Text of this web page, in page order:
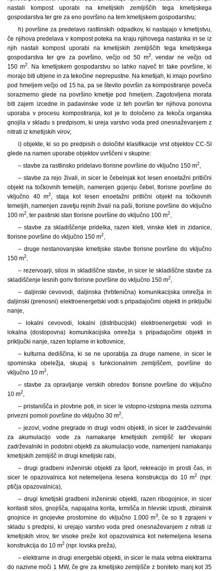
nastali kompost uporabi na kmetijskih zemljiščih tega kmetijskega
gospodarstva ter gre za eno površino na tem kmetijskem gospodarstvu;
h) površine za predelavo rastlinskih odpadkov, ki nastajajo v kmetijstvu,
če njihova predelava v kompost poteka na kraju njihovega nastanka in se iz
njih nastali kompost uporabi na kmetijskih zemljiščih tega kmetijskega
gospodarstva ter gre za površino, večjo od 50 m2, vendar ne večjo od
150 m2
. Na kmetijskem gospodarstvu so lahko največ tri take površine, ki
morajo biti utrjene in za tekočine neprepustne. Na kmetijah, ki imajo površino
pod hmeljem večjo od 15 ha, pa se število površin za kompostiranje poveča
sorazmerno glede na površino kmetije pod hmeljem. Zagotovljena morata
biti zajem izcedne in padavinske vode iz teh površin ter njihova ponovna
uporaba v procesu kompostiranja, kot je to določeno za tekoča organska
gnojila v skladu s predpisom, ki ureja varstvo voda pred onesnaževanjem z
nitrati iz kmetijskih virov;
i) objekte, ki so po predpisih o določitvi klasifikacije vrst objektov CC-SI
glede na namen uporabe objektov uvrščeni v skupine:
– stavbe za rastlinsko pridelavo tlorisne površine do vključno 150 m2,
– stavbe za rejo živali, in sicer le čebelnjak kot lesen enoetažni pritlični
objekt na točkovnih temeljih, namenjen gojenju čebel, tlorisne površine do
vključno 40 m2
, staja kot lesen enoetažni pritlični objekt na točkovnih
temeljih, namenjen zavetju rejnih živali na paši, tlorisne površine do vključno
100 m2 , ter pastirski stan tlorisne površine do vključno 100 m2
– stavbe za skladiščenje pridelka, razen kleti, vinske kleti in zidanice,
tlorisne površine do vključno 150 m2
– druge nestanovanjske kmetijske stavbe tlorisne površine do vključno
150 m2
– rezervoarji, silosi in skladiščne stavbe, in sicer le skladiščne stavbe za
skladiščenje lesnih goriv tlorisne površine do vključno 150 m2
– daljinski cevovodi, daljinska (hrbtenična) komunikacijska omrežja in
daljinski (prenosni) elektroenergetski vodi s pripadajočimi objekti in priključki
nanje,
– lokalni cevovodi, lokalni (distribucijski) elektroenergetski vodi in
lokalna (dostopovna) komunikacijska omrežja s pripadajočimi objekti in
priključki nanje, razen toplarne in kotlovnice,
– kulturna dediščina, ki se ne uporablja za druge namene, in sicer le
spominska obeležja, skupaj s funkcionalnim zemljiščem, površine do
vključno 10 m2
– stavbe za opravljanje verskih obredov tlorisne površine do vključno
10 m2
– pristanišča in plovbne poti, in sicer le vstopno-izstopna mesta oziroma
privezni pomoli površine do vključno 30 m2
– jezovi, vodne pregrade in drugi vodni objekti, in sicer le zadrževalniki
za akumulacijo vode za namakanje kmetijskih zemljišč ter vkopani
zadrževalniki in podobni objekti za akumulacijo vode, namenjeni namakanju
kmetijskih zemljišč in drugi kmetijski rabi,
– drugi gradbeni inženirski objekti za šport, rekreacijo in prosti čas, in
sicer le opazovalnica kot netemeljena lesena konstrukcija do 10 m2 (npr.
ptičja opazovalnica),
– drugi kmetijski gradbeni inženirski objekti, razen ribogojnice, in sicer
koritasti silos, gnojišča, napajalna korita, krmišča in hlevski izpusti, zbiralnik
gnojnice in gnojevke prostornine do vključno 1.000 m3
, če so ti zgrajeni v
skladu s predpisi, ki urejajo varstvo voda pred onesnaževanjem z nitrati iz
kmetijskih virov, ter visoke preže kot opazovalnica kot netemeljena lesena
konstrukcija do 10 m2 (npr. lovska preža),
– elektrarne in drugi energetski objekti, in sicer le mala vetrna elektrarna
do nazivne moči 1 MW, če gre za kmetijsko zemljišče z boniteto manj kot 35